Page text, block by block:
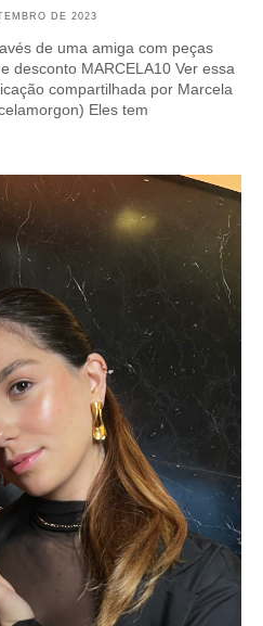
DE 2023
de uma amiga com peças
desconto MARCELA10 Ver essa
compartilhada por Marcela
Eles tem